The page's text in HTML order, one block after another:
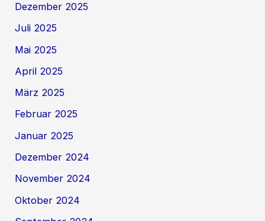
Dezember 2025
Juli 2025
Mai 2025
April 2025
März 2025
Februar 2025
Januar 2025
Dezember 2024
November 2024
Oktober 2024